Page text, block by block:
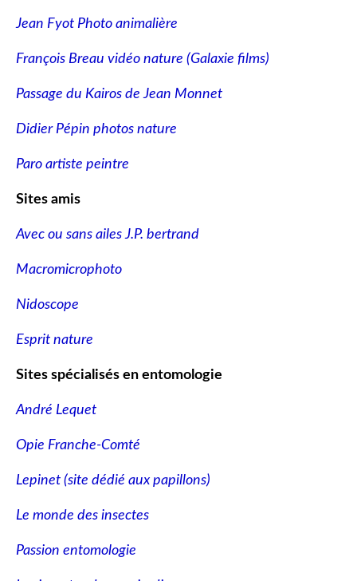
Jean Fyot Photo animalière
François Breau vidéo nature (Galaxie films)
Passage du Kairos de Jean Monnet
Didier Pépin photos nature
Paro artiste peintre
Sites amis
Avec ou sans ailes J.P. bertrand
Macromicrophoto
Nidoscope
Esprit nature
Sites spécialisés en entomologie
André Lequet
Opie Franche-Comté
Lepinet (site dédié aux papillons)
Le monde des insectes
Passion entomologie